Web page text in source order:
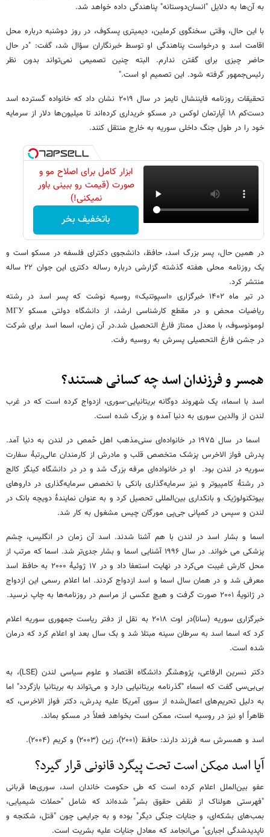
به آن‌ها به دلایل "انسان‌دوستانه" پناهندگی داده خواهد شد.
با این حال، وقتی سخنگوی کرملین، دیمیتری پسکوف، در روز دوشنبه درباره محل
اقامت اسد و درخواست پناهندگی او توسط خبرنگاران سؤال شد، گفت: "در حال
حاضر چیزی برای گفتن ندارم. البته چنین تصمیمی نمی‌تواند بدون نظر
رئیس‌جمهور گرفته شود. این تصمیم او است."
تحقیقات روزنامه فایننشال تایمز در سال ۲۰۱۹ نشان داد که خانواده گسترده اسد
دست‌کم ۱۸ آپارتمان لوکس در مسکو خریداری کرده‌اند تا میلیون‌ها دلار از سرمایه
خود را در طول جنگ داخلی سوریه به خارج منتقل کنند.
ابزار کامل برای اصلاح مو و
صورت (قیمت رو ببینی باور
نمیکنی!)
باتخفیف بخر
در همین حال، پسر بزرگ اسد، حافظ، دانشجوی دکترای فلسفه در مسکو است و
یک روزنامه محلی هفته گذشته گزارشی درباره رساله دکتری این جوان ۲۲ ساله
منتشر کرد.
در تیر ماه ۱۴۰۲ خبرگزاری «اسپوتنیک» روسیه نوشت که پسر اسد در رشته
ریاضیات محض و در مقطع کارشناسی ارشد، از دانشگاه دولتی مسکو МГУ
لومونوسوف، با معدل ممتاز فارغ التحصیل شد.در آن زمان، اسما اسد برای شرکت
در جشن فارغ التحصیلی پسرش به روسیه رفت.
همسر و فرزندان اسد چه کسانی هستند؟
اسد با اسماء، یک شهروند دوگانه بریتانیایی-سوری، ازدواج کرده است که در غرب
لندن از والدین سوری به دنیا آمده و بزرگ شده است.
اسما در سال ۱۹۷۵ در خانواده‌ای سنی‌مذهب اهل حُمص در لندن به دنیا آمد.
پدرش فواز الاخرس پزشک متخصص قلب و مادرش از کارمندان عالی‌رتبهٔ سفارت
سوریه در لندن بود. او در خانواده‌ای مرفه بزرگ شد و در در دانشگاه کینگز کالج
در رشتهٔ کامپیوتر و نیز سرمایه‌گذاری بانکی با تخصص سرمایه‌گذاری در داروهای
بیوتکنولوژیک و بانکداری بین‌المللی تحصیل کرد و به عنوان نمایندهٔ دویچه بانک در
لندن و سپس در کمپانی جی‌پی مورگان چیس مشغول به کار شد.
اسما و بشار اسد در لندن با هم آشنا شدند. اسد آن زمان در انگلیس، چشم
پزشکی می خواند. در سال ۱۹۹۶ آشنایی اسما و بشار جدی‌تر شد. اسما که مرتب از
محل کارش غیبت می‌کرد در نهایت استعفا داد و در ۱۷ ژوئیهٔ ۲۰۰۰ به حافظ اسد
معرفی شد و در همان سال اسما و اسد ازدواج کردند. اما اعلام رسمی این ازدواج
در ژانویهٔ ۲۰۰۱ صورت گرفت و هیچ عکسی از مراسم در روزنامه‌ها به چاپ نرسید.
خبرگزاری سوریه (سانا)در اوت ۲۰۱۸ به نقل از دفتر ریاست جمهوری سوریه اعلام
کرد که اسما اسد به سرطان سینه مبتلا شد و بک سال بعد او اعلام کرد که درمان
شده است.
دکتر نسرین الرفاعی، پژوهشگر دانشگاه اقتصاد و علوم سیاسی لندن (LSE)، به
بی‌بی‌سی گفت که اسماء "گذرنامه بریتانیایی دارد و می‌تواند به بریتانیا بازگردد" اما
به دلیل تحریم‌های اعمال‌شده از سوی آمریکا علیه پدرش، دکتر فواز الاخرس، که
ظاهراً او نیز در روسیه است، ممکن است بخواهد فعلاً در مسکو بماند.
اسد و همسرش سه فرزند دارند: حافظ (۲۰۰۱)، زین (۲۰۰۳) و کریم (۲۰۰۴).
آیا اسد ممکن است تحت پیگرد قانونی قرار گیرد؟
عفو بین‌الملل اعلام کرده است که طی حکومت خاندان اسد، سوری‌ها قربانی
"فهرستی هولناک از نقض حقوق بشر" شده‌اند که شامل "حملات شیمیایی،
بمب‌های بشکه‌ای، و جنایات جنگی دیگر" بوده و به جرایمی چون "قتل، شکنجه و
ناپدیدشدگی اجباری" می‌انجامد که معادل جنایات علیه بشریت است.